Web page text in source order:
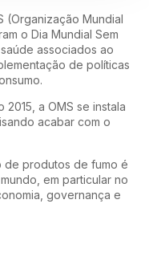
(Organização Mundial
o Dia Mundial Sem
associados ao
de políticas
2015, a OMS se instala
acabar com o
de produtos de fumo é
em particular no
governança e